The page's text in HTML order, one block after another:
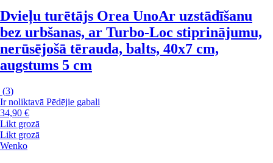
Dvieļu turētājs Orea UnoAr uzstādīšanu
bez urbšanas, ar Turbo-Loc stiprinājumu,
nerūsējošā tērauda, balts, 40x7 cm,
augstums 5 cm
(3)
Ir noliktavā Pēdējie gabali
34,90 €
Likt grozā
Likt grozā
Wenko